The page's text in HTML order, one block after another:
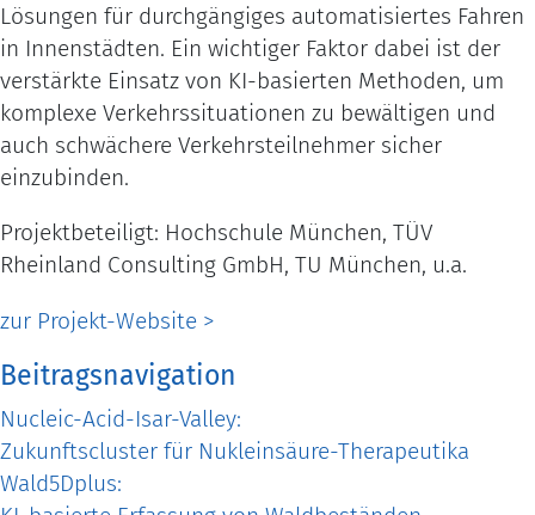
Lösungen für durchgängiges automatisiertes Fahren
in Innenstädten. Ein wichtiger Faktor dabei ist der
verstärkte Einsatz von KI-basierten Methoden, um
komplexe Verkehrssituationen zu bewältigen und
auch schwächere Verkehrsteilnehmer sicher
einzubinden.
Projektbeteiligt: Hochschule München, TÜV
Rheinland Consulting GmbH, TU München, u.a.
zur Projekt-Website >
Beitragsnavigation
Nucleic-Acid-Isar-Valley:
Zukunftscluster für Nukleinsäure-Therapeutika
Wald5Dplus: